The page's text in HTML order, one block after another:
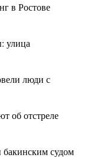
в Ростове
улица
люди с
об отстреле
судом